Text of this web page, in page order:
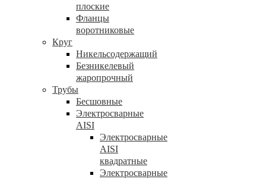
плоские
Фланцы
воротниковые
Круг
Никельсодержащий
Безникелевый
жаропрочный
Трубы
Бесшовные
Электросварные
AISI
Электросварные
AISI
квадратные
Электросварные